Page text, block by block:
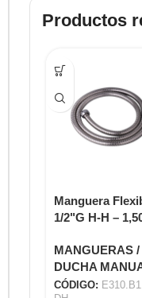
Productos
Manguera
1/2"G H-H –
MANGUERAS /
DUCHA
CÓDIGO: